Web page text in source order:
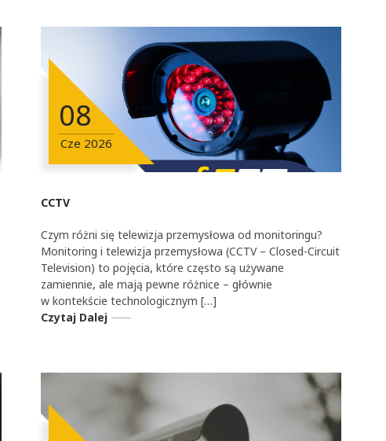
08
Cze 2026
CCTV
Czym różni się telewizja przemysłowa od monitoringu?
Monitoring i telewizja przemysłowa (CCTV – Closed-Circuit
Television) to pojęcia, które często są używane
zamiennie, ale mają pewne różnice – głównie
w kontekście technologicznym […]
Czytaj Dalej